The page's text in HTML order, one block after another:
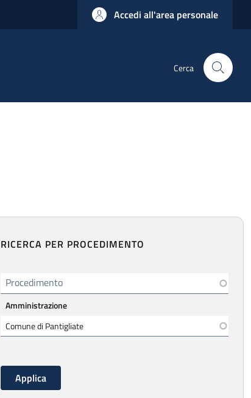
Accedi all'area personale
Cerca
RICERCA PER PROCEDIMENTO
Procedimento
Amministrazione